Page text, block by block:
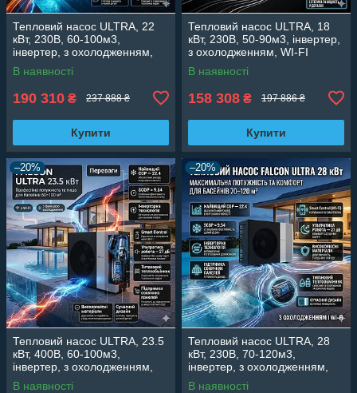
Тепловий насос ULTRA, 22
кВт, 230В, 60-100м3,
інвертер, з охолодженням,
WI-FI
В наявності
190 310 ₴ 237 888 ₴
Купити
Тепловий насос ULTRA, 18
кВт, 230В, 50-90м3, інвертер,
з охолодженням, WI-FI
В наявності
158 308 ₴ 197 886 ₴
Купити
–20%
Тепловий насос ULTRA, 23.5
кВт, 400В, 60-100м3,
інвертер, з охолодженням,
WI-FI
В наявності
–20%
Тепловий насос ULTRA, 28
кВт, 230В, 70-120м3,
інвертер, з охолодженням,
WI-FI
В наявності